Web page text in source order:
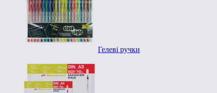
Гелеві ручки